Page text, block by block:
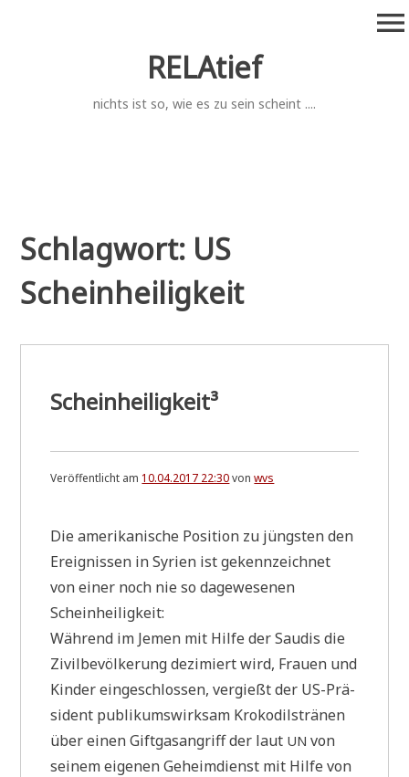
RELAtief
nichts ist so, wie es zu sein scheint ....
menu
Schlagwort: US
Scheinheiligkeit
Scheinheiligkeit³
Veröffentlicht am 10.04.2017 22:30vonwvs
Die ame­ri­ka­ni­sche Posi­ti­on zu jüng­sten den
Ereig­nis­sen in Syri­en ist gekenn­zeich­net
von einer noch nie so dage­we­se­nen
Scheinheiligkeit:
Wäh­rend im Jemen mit Hil­fe der Sau­dis die
Zivil­be­völ­ke­rung dezi­miert wird, Frau­en und
Kin­der ein­ge­schlos­sen, ver­gießt der US-Prä­
si­dent publi­kums­wirk­sam Kro­ko­dils­trä­nen
über einen Gift­gas­an­griff der laut UN von
sei­nem eige­nen Geheim­dienst mit Hil­fe von